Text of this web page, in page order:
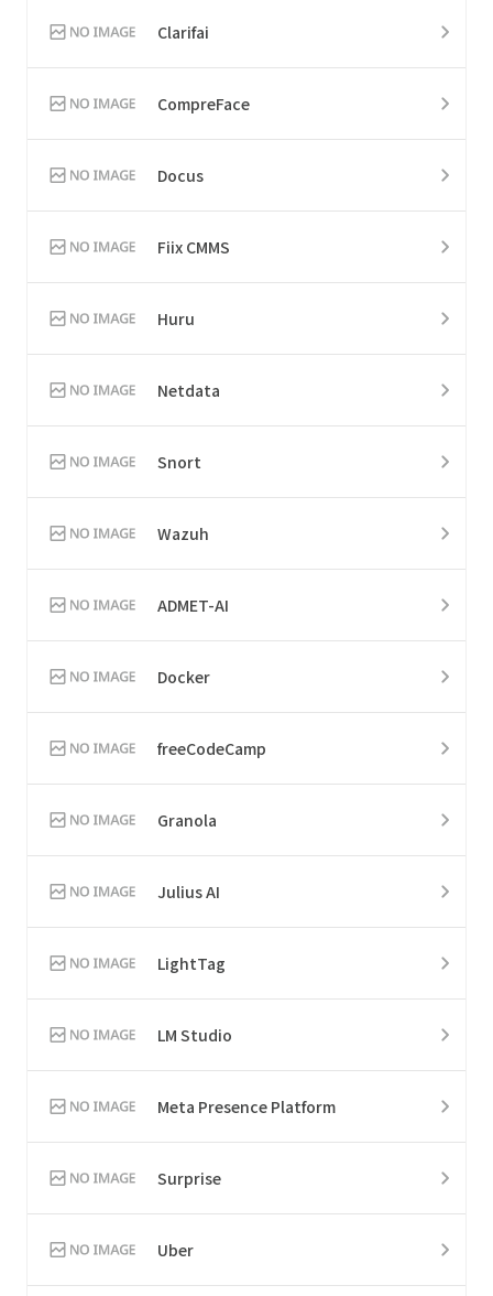
Clarifai
CompreFace
Docus
Fiix CMMS
Huru
Netdata
Snort
Wazuh
ADMET-AI
Docker
freeCodeCamp
Granola
Julius AI
LightTag
LM Studio
Meta Presence Platform
Surprise
Uber